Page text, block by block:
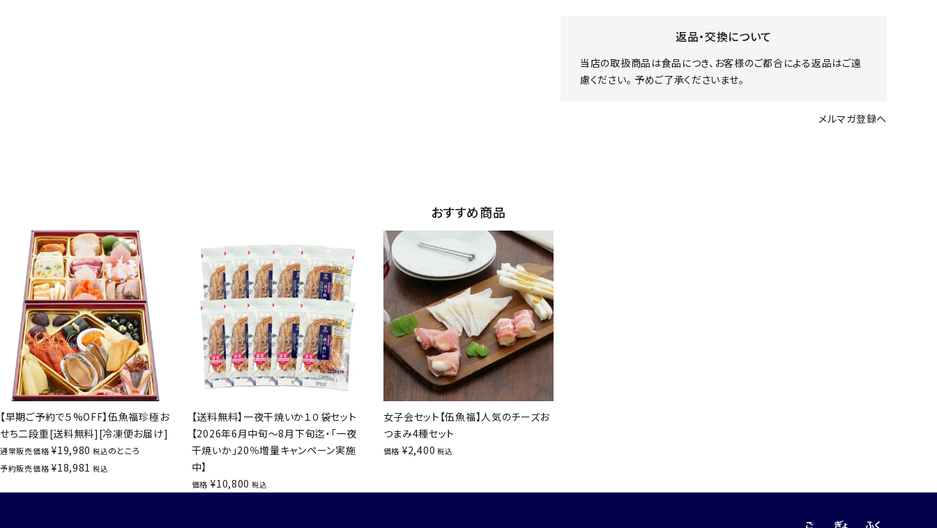
返品・交換について
当店の取扱商品は食品につき、お客様のご都合による返品はご遠
慮ください。 予めご了承くださいませ。
メルマガ登録へ
おすすめ商品
【早期ご予約で５%OFF】伍魚福珍極お
せち二段重[送料無料][冷凍便お届け]
通常販売価格 ¥19,980 税込のところ
予約販売価格 ¥18,981 税込
【送料無料】一夜干焼いか１０袋セット
【2026年6月中旬～8月下旬迄・「一夜
干焼いか」20％増量キャンペーン実施
中】
価格 ¥10,800 税込
女子会セット【伍魚福】人気のチーズお
つまみ4種セット
価格 ¥2,400 税込